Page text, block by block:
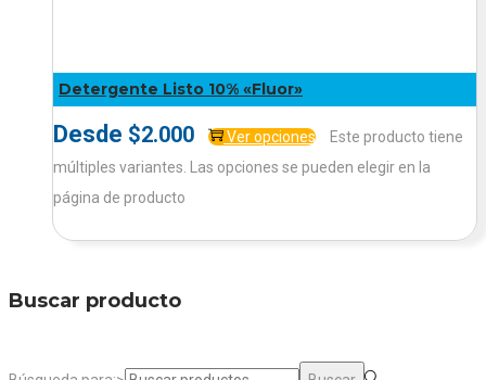
Detergente Listo 10% «Fluor»
Desde $2.000 Ver opciones
Este producto tiene
múltiples variantes. Las opciones se pueden elegir en la
página de producto
Buscar producto